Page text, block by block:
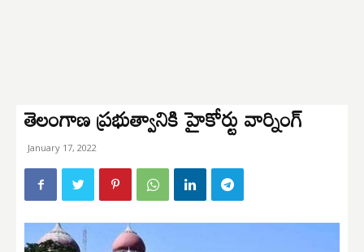
తెలంగాణ ప్రభుత్వానికి హైకోర్టు వార్నింగ్
January 17, 2022